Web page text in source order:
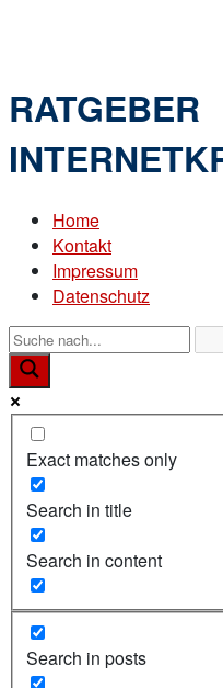
RATGEBER
Home
Kontakt
Impressum
Datenschutz
Exact matches only
Search in title
Search in content
Search in posts